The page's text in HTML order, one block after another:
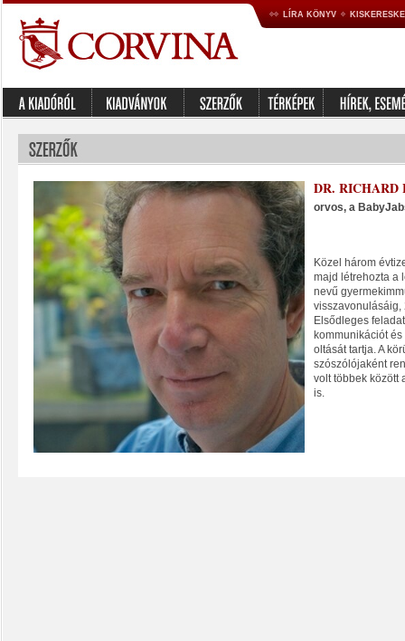
LÍRA KÖNYV
DR. RICHARD
orvos, a
Közel három
majd létrehozta a
nevű
visszavonulásáig,
Elsődleges
kommunikációt
oltását tartja. A
szószólójaként
volt többek között
is.